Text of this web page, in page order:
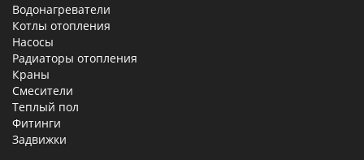
Водонагреватели
Котлы отопления
Насосы
Радиаторы отопления
Краны
Смесители
Теплый пол
Фитинги
Задвижки